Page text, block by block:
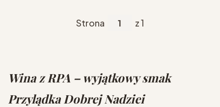
Strona z 1
Wina z RPA – wyjątkowy smak
Przylądka Dobrej Nadziei